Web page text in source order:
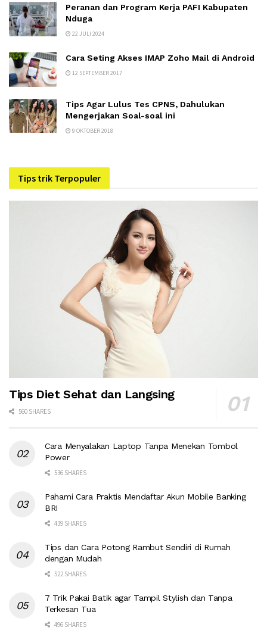
Peranan dan Program Kerja PAFI Kabupaten
Nduga
22 JULI 2024
Cara Seting Akses IMAP Zoho Mail di Android
12 SEPTEMBER 2017
Tips Agar Lulus Tes CPNS, Dahulukan
Mengerjakan Soal-soal ini
9 OKTOBER 2018
Tips trik Terpopuler
Tips Diet Sehat dan Langsing
560 SHARES
Cara Menyalakan Laptop Tanpa Menekan Tombol
Power
536 SHARES
Pahami Cara Praktis Mendaftar Akun Mobile Banking
BRI
439 SHARES
Tips dan Cara Potong Rambut Sendiri di Rumah
dengan Mudah
522 SHARES
7 Trik Pakai Batik agar Tampil Stylish dan Tanpa
Terkesan Tua
496 SHARES